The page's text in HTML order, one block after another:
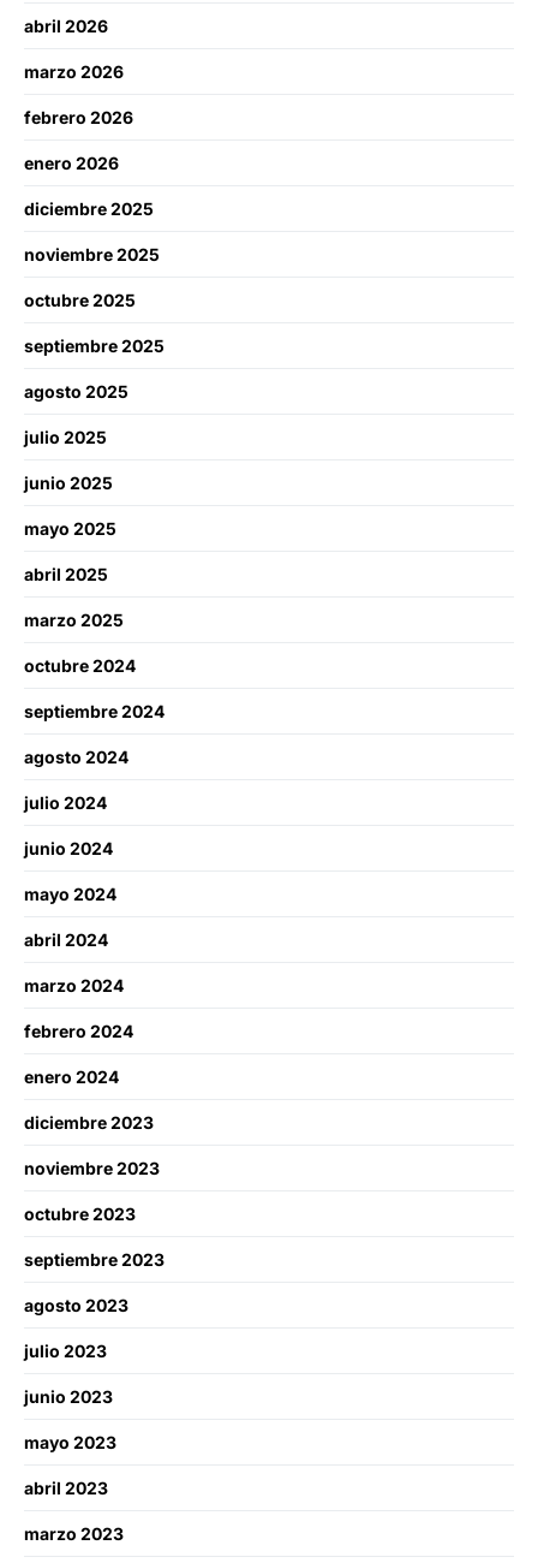
abril 2026
marzo 2026
febrero 2026
enero 2026
diciembre 2025
noviembre 2025
octubre 2025
septiembre 2025
agosto 2025
julio 2025
junio 2025
mayo 2025
abril 2025
marzo 2025
octubre 2024
septiembre 2024
agosto 2024
julio 2024
junio 2024
mayo 2024
abril 2024
marzo 2024
febrero 2024
enero 2024
diciembre 2023
noviembre 2023
octubre 2023
septiembre 2023
agosto 2023
julio 2023
junio 2023
mayo 2023
abril 2023
marzo 2023